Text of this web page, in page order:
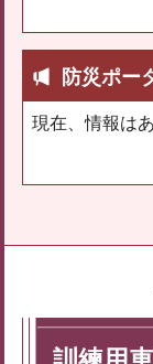
防災ポー
現在、情報は